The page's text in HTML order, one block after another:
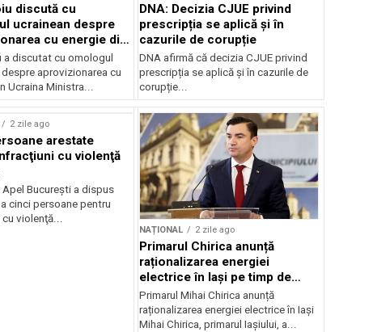
discută cu
ucrainean despre
cu energie din
a discutat cu omologul
aprovizionarea cu
Ucraina Ministra...
DNA: Decizia CJUE privind
prescripția se aplică și în
cazurile de corupție
DNA afirmă că decizia CJUE privind
prescripția se aplică și în cazurile de
corupție...
2 zile ago
arestate
cu violenţă
Apel Bucureşti a dispus
cinci persoane pentru
violenţă...
NAȚIONAL 2 zile ago
Primarul Chirica anunță
raționalizarea energiei
electrice în Iași pe timp de
noapte
Primarul Mihai Chirica anunță
raționalizarea energiei electrice în Iași
Mihai Chirica, primarul Iașiului, a...